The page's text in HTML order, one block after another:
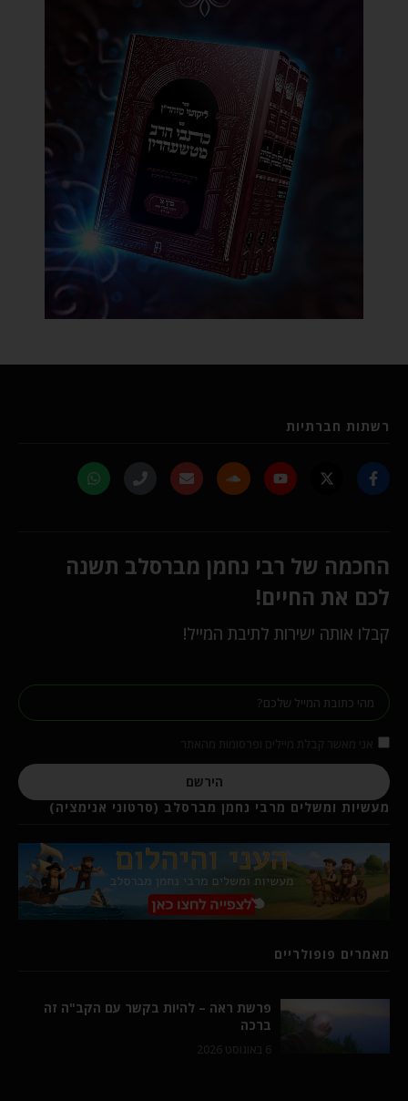
רשתות חברתיות
החכמה של רבי נחמן מברסלב תשנה
לכם את החיים!
קבלו אותה ישירות לתיבת המייל!
הירשם
מעשיות ומשלים מרבי נחמן מברסלב (סרטוני אנימציה)
מאמרים פופולריים
פרשת ראה – להיות בקשר עם הקב"ה זה
ברכה
6 באוגוסט 2026